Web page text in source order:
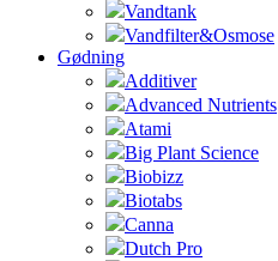
Vandtank
Vandfilter&Osmose
Gødning
Additiver
Advanced Nutrients
Atami
Big Plant Science
Biobizz
Biotabs
Canna
Dutch Pro